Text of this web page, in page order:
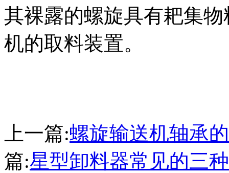
其裸露的螺旋具有耙集
机的取料装置。
上一篇:螺旋输送机轴承
篇:星型卸料器常见的三